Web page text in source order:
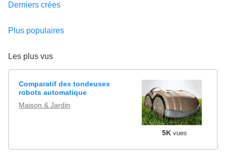
Derniers crées
Plus populaires
Les plus vus
Comparatif des tondeuses
robots automatique
Maison & Jardin
5K vues